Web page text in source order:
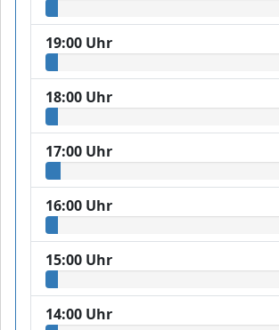
19:00 Uhr
18:00 Uhr
17:00 Uhr
16:00 Uhr
15:00 Uhr
14:00 Uhr